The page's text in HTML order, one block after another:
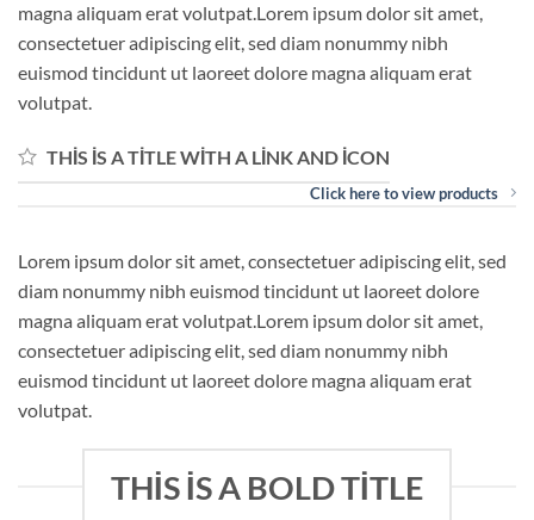
magna aliquam erat volutpat.Lorem ipsum dolor sit amet,
consectetuer adipiscing elit, sed diam nonummy nibh
euismod tincidunt ut laoreet dolore magna aliquam erat
volutpat.
THIS IS A TITLE WITH A LINK AND ICON
Click here to view products
Lorem ipsum dolor sit amet, consectetuer adipiscing elit, sed
diam nonummy nibh euismod tincidunt ut laoreet dolore
magna aliquam erat volutpat.Lorem ipsum dolor sit amet,
consectetuer adipiscing elit, sed diam nonummy nibh
euismod tincidunt ut laoreet dolore magna aliquam erat
volutpat.
THIS IS A BOLD TITLE